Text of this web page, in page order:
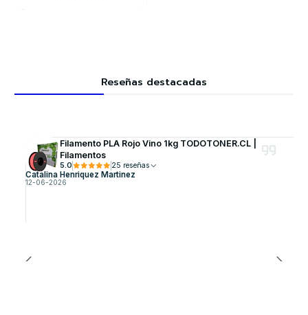
Reseñas destacadas
Filamento PLA Rojo Vino 1kg TODOTONER.CL |
Filamentos
5.0 25 reseñas
Catalina Henriquez Martinez
12-06-2026